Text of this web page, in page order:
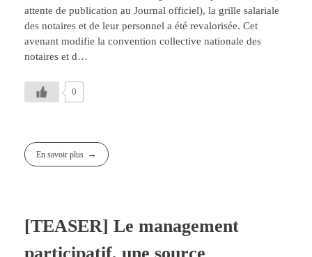
attente de publication au Journal officiel), la grille salariale
des notaires et de leur personnel a été revalorisée. Cet
avenant modifie la convention collective nationale des
notaires et d…
0
En savoir plus
[TEASER] Le management
participatif, une source